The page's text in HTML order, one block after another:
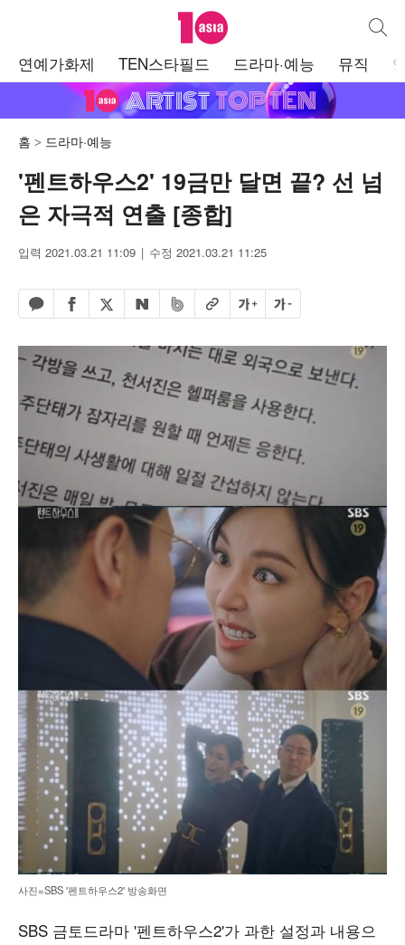
텐아시아 통합
연예가화제 TEN스타필드 드라마·예능 뮤직
홈 드라마·예능
'펜트하우스2' 19금만 달면 끝? 선 넘
은 자극적 연출 [종합]
입력 2021.03.21 11:09 수정 2021.03.21 11:25
카카오톡 공유하기
페이스북 공유하기
엑스 공유하기
네이버 공유하기
밴드 공유하기
URL복사글자 크게글자 작게
사진=SBS '펜트하우스2' 방송화면
SBS 금토드라마 '펜트하우스2'가 과한 설정과 내용으